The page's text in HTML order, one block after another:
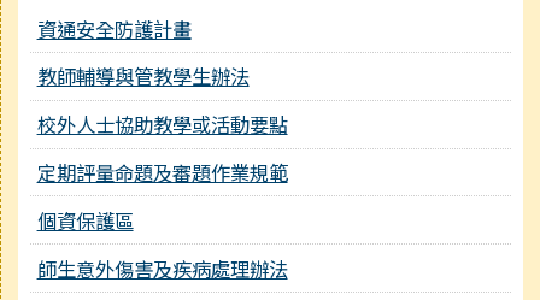
資通安全防護計畫
教師輔導與管教學生辦法
校外人士協助教學或活動要點
定期評量命題及審題作業規範
個資保護區
師生意外傷害及疾病處理辦法